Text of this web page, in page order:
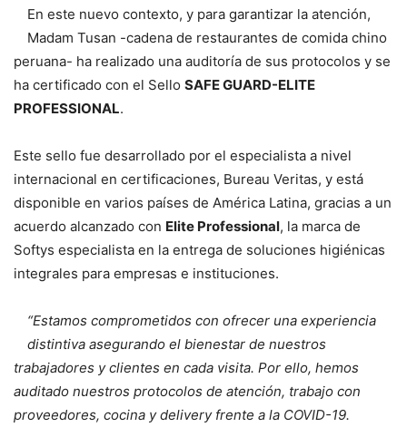
En este nuevo contexto, y para garantizar la atención,
Madam Tusan -cadena de restaurantes de comida chino
peruana- ha realizado una auditoría de sus protocolos y se
ha certificado con el Sello SAFE GUARD-ELITE
PROFESSIONAL.
Este sello fue desarrollado por el especialista a nivel
internacional en certificaciones, Bureau Veritas, y está
disponible en varios países de América Latina, gracias a un
acuerdo alcanzado con Elite Professional, la marca de
Softys especialista en la entrega de soluciones higiénicas
integrales para empresas e instituciones.
“Estamos comprometidos con ofrecer una experiencia
distintiva asegurando el bienestar de nuestros
trabajadores y clientes en cada visita. Por ello, hemos
auditado nuestros protocolos de atención, trabajo con
proveedores, cocina y delivery frente a la COVID-19.